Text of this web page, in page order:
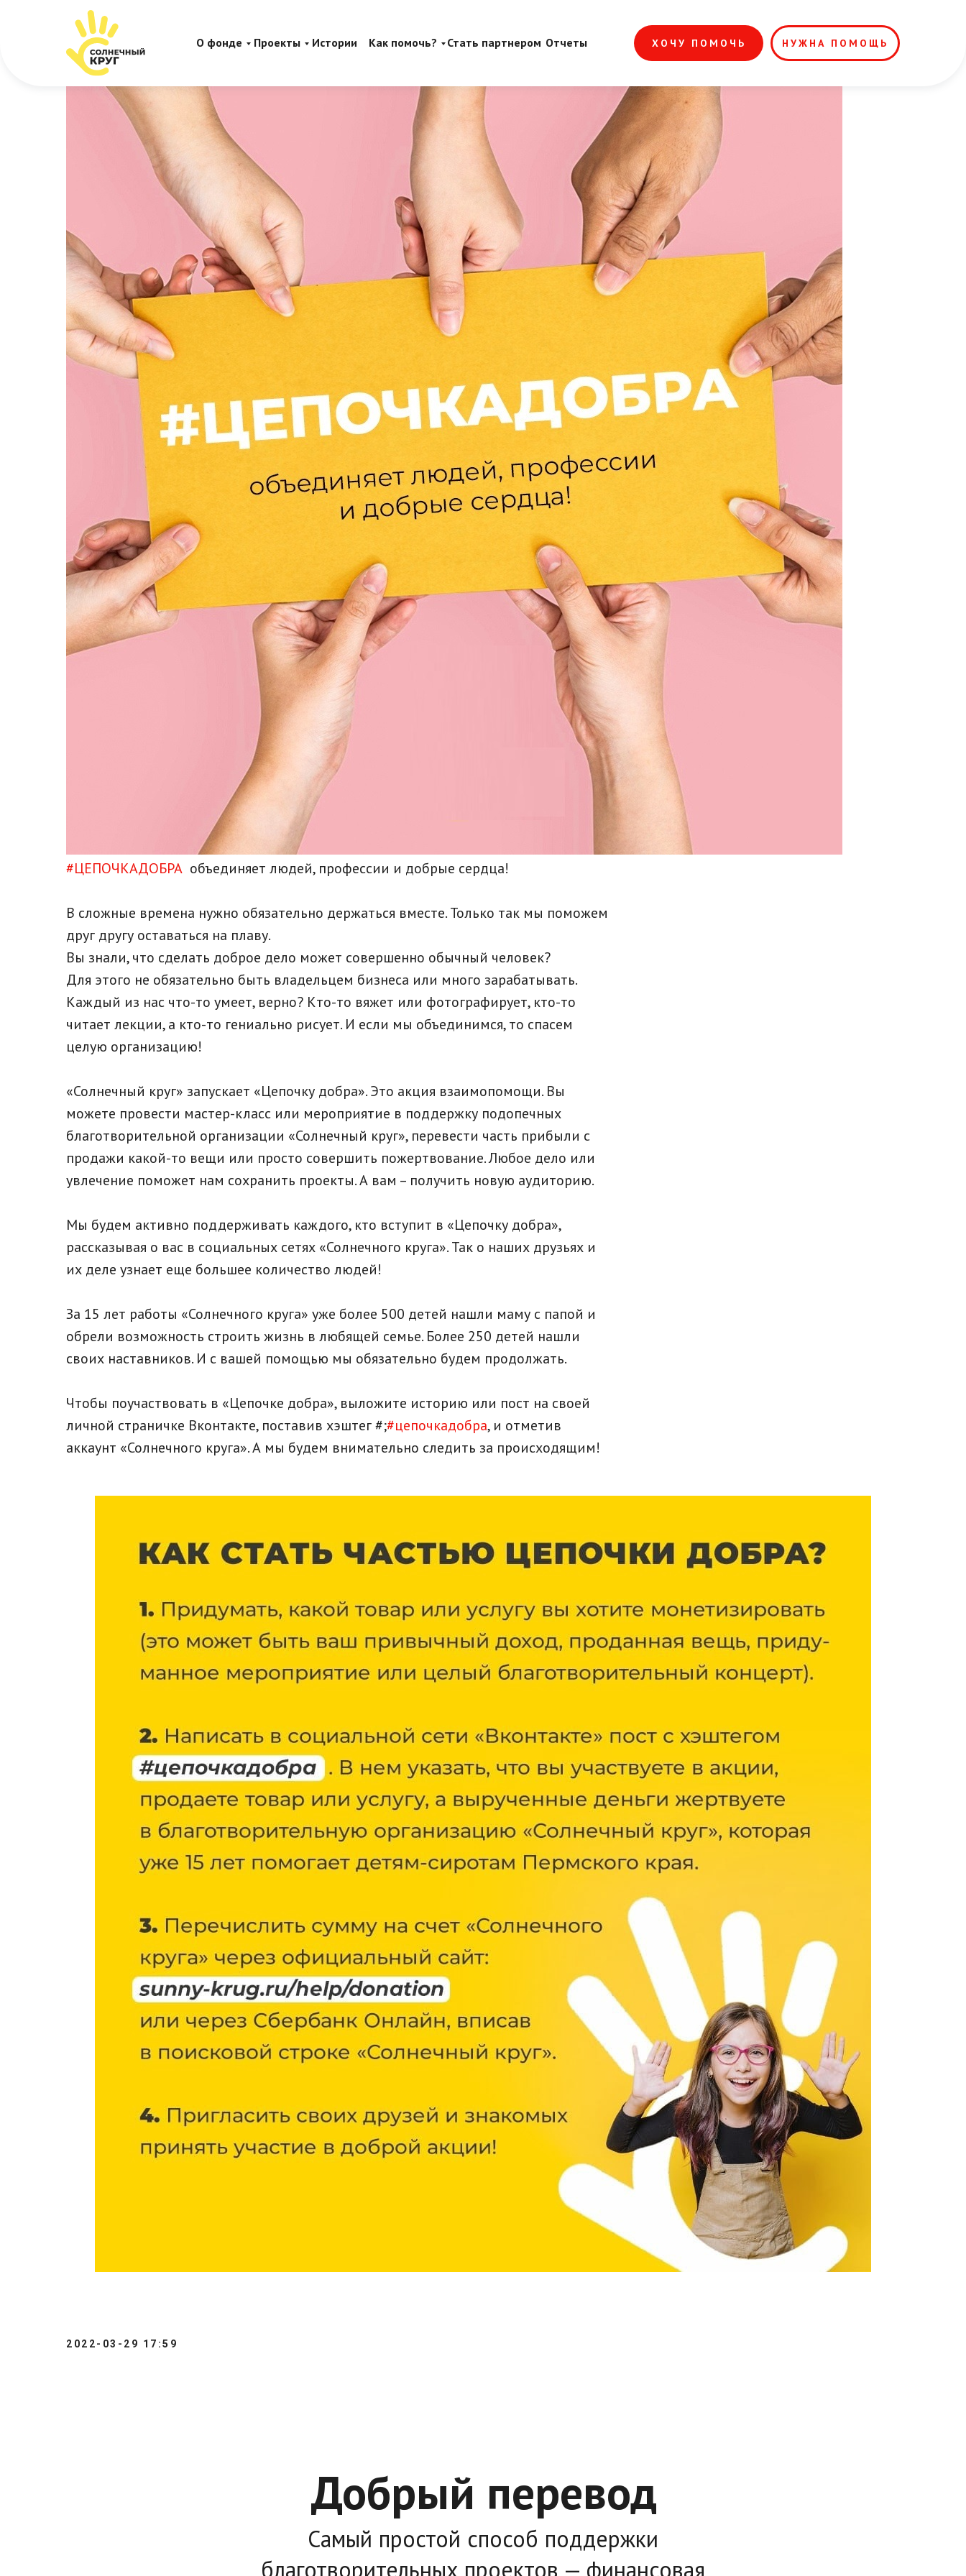
Отчеты
Стать партнером
Как помочь?
Истории
Проекты
О фонде НУЖНА ПОМОЩЬ
ХОЧУ ПОМОЧЬ
#Цепочкадобра
#ЦЕПОЧКАДОБРА объединяет людей, профессии и добрые сердца!
В сложные времена нужно обязательно держаться вместе. Только так мы поможем
друг другу оставаться на плаву.
Вы знали, что сделать доброе дело может совершенно обычный человек?
Для этого не обязательно быть владельцем бизнеса или много зарабатывать.
Каждый из нас что-то умеет, верно? Кто-то вяжет или фотографирует, кто-то
читает лекции, а кто-то гениально рисует. И если мы объединимся, то спасем
целую организацию!
«Солнечный круг» запускает «Цепочку добра». Это акция взаимопомощи. Вы
можете провести мастер-класс или мероприятие в поддержку подопечных
благотворительной организации «Солнечный круг», перевести часть прибыли с
продажи какой-то вещи или просто совершить пожертвование. Любое дело или
увлечение поможет нам сохранить проекты. А вам – получить новую аудиторию.
Мы будем активно поддерживать каждого, кто вступит в «Цепочку добра»,
рассказывая о вас в социальных сетях «Солнечного круга». Так о наших друзьях и
их деле узнает еще большее количество людей!
За 15 лет работы «Солнечного круга» уже более 500 детей нашли маму с папой и
обрели возможность строить жизнь в любящей семье. Более 250 детей нашли
своих наставников. И с вашей помощью мы обязательно будем продолжать.
Чтобы поучаствовать в «Цепочке добра», выложите историю или пост на своей
личной страничке Вконтакте, поставив хэштег #;#цепочкадобра, и отметив
аккаунт «Солнечного круга». А мы будем внимательно следить за происходящим!
2022-03-29 17:59
Самый простой способ поддержки
благотворительных проектов — финансовая
Добрый перевод